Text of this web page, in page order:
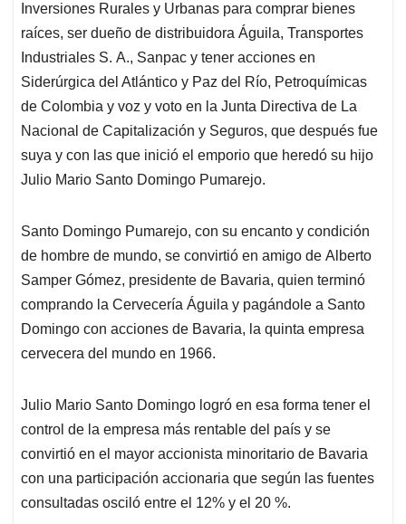
Inversiones Rurales y Urbanas para comprar bienes
raíces, ser dueño de distribuidora Águila, Transportes
Industriales S. A., Sanpac y tener acciones en
Siderúrgica del Atlántico y Paz del Río, Petroquímicas
de Colombia y voz y voto en la Junta Directiva de La
Nacional de Capitalización y Seguros, que después fue
suya y con las que inició el emporio que heredó su hijo
Julio Mario Santo Domingo Pumarejo.
Santo Domingo Pumarejo, con su encanto y condición
de hombre de mundo, se convirtió en amigo de Alberto
Samper Gómez, presidente de Bavaria, quien terminó
comprando la Cervecería Águila y pagándole a Santo
Domingo con acciones de Bavaria, la quinta empresa
cervecera del mundo en 1966.
Julio Mario Santo Domingo logró en esa forma tener el
control de la empresa más rentable del país y se
convirtió en el mayor accionista minoritario de Bavaria
con una participación accionaria que según las fuentes
consultadas osciló entre el 12% y el 20 %.